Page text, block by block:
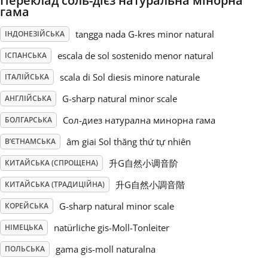
Svenska
Tiếng Việt
Türkçe
Українська
简体中文
繁體中文
гама
ІНДОНЕЗІЙСЬКА tangga nada G-kres minor natural
ІСПАНСЬКА escala de sol sostenido menor natural
ІТАЛІЙСЬКА scala di Sol diesis minore naturale
АНГЛІЙСЬКА G-sharp natural minor scale
БОЛГАРСЬКА Сол-диез натурална минорна гама
В’ЄТНАМСЬКА âm giai Sol thăng thứ tự nhiên
КИТАЙСЬКА (СПРОЩЕНА) 升G自然小调音阶
КИТАЙСЬКА (ТРАДИЦІЙНА) 升G自然小調音階
КОРЕЙСЬКА G-sharp natural minor scale
НІМЕЦЬКА natürliche gis-Moll-Tonleiter
ПОЛЬСЬКА gama gis-moll naturalna